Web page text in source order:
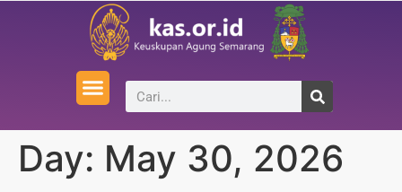
Day: May 30, 2026